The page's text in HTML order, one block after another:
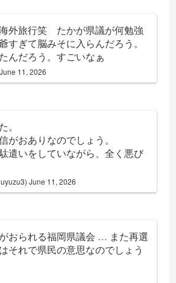
外旅行笑 たかが県議が何勉強
すぎて脳みそに入らんだろう。
んだろう。すごいなぁ
June 11, 2026
。
がおありなのでしょう。
遣いをしていながら、全く悪び
June 11, 2026
おられる福岡県議会 … また再選
それで県民の意思なのでしょう